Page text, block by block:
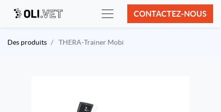
CONTACTEZ-NOUS
Des produits THERA-Trainer Mobi